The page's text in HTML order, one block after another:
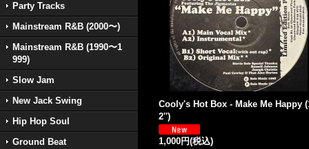
Party Tracks
Mainstream R&B (2000〜)
Mainstream R&B (1990〜1
999)
Slow Jam
New Jack Swing
Hip Hop Soul
Ground Beat
Cooly's Hot Box - Make Me Happy
2'')
1,000円(税込)